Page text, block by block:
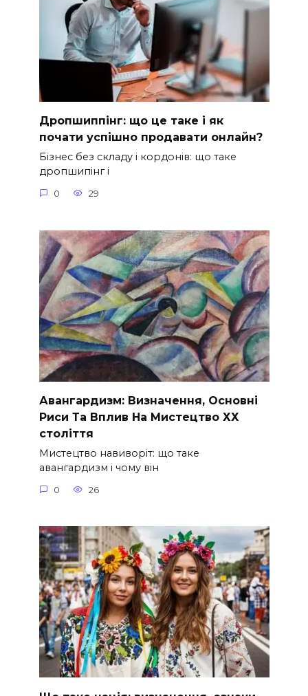
Дропшиппінг: що це таке і як
почати успішно продавати онлайн?
Бізнес без складу і кордонів: що таке
дропшипінг і
0 29
Авангардизм: Визначення, Основні
Риси Та Вплив На Мистецтво ХХ
століття
Мистецтво навиворіт: що таке
авангардизм і чому він
0 26